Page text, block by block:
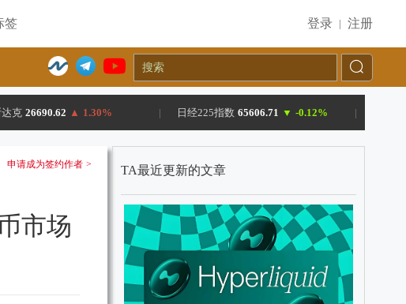
签 登录 | 注册
克 26690.62 ▲ 1.30% | 日经225指数 65606.71 ▼ -0.12% |
申请成为签约作者 >
市场
TA最近更新的文章